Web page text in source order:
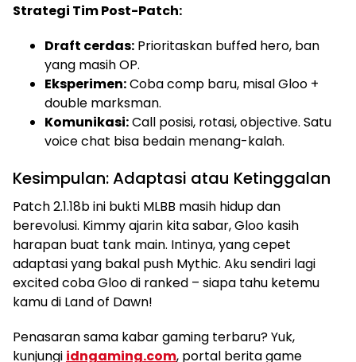
Strategi Tim Post-Patch:
Draft cerdas: Prioritaskan buffed hero, ban
yang masih OP.
Eksperimen:Coba comp baru, misal Gloo +
double marksman.
Komunikasi:Call posisi, rotasi, objective. Satu
voice chat bisa bedain menang-kalah.
Kesimpulan: Adaptasi atau Ketinggalan
Patch 2.1.18b ini bukti MLBB masih hidup dan
berevolusi. Kimmy ajarin kita sabar, Gloo kasih
harapan buat tank main. Intinya, yang cepet
adaptasi yang bakal push Mythic. Aku sendiri lagi
excited coba Gloo di ranked – siapa tahu ketemu
kamu di Land of Dawn!
Penasaran sama kabar gaming terbaru? Yuk,
kunjungi idngaming.com, portal berita game